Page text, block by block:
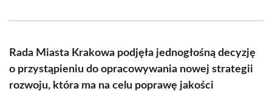
(Twitter)
Rada Miasta Krakowa podjęła jednogłośną decyzję
o przystąpieniu do opracowywania nowej strategii
rozwoju, która ma na celu poprawę jakości